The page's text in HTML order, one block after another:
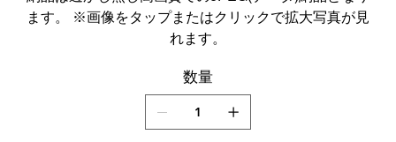
ます。 ※画像をタップまたはクリックで拡大写真が見
れます。
数量